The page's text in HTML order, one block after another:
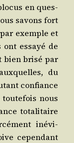
en ques­
savons fort
exemple et
essayé de
bien bri­sé par
du
confiance
tou­te­fois nous
tota­li­taire
inévi­
cepen­dant